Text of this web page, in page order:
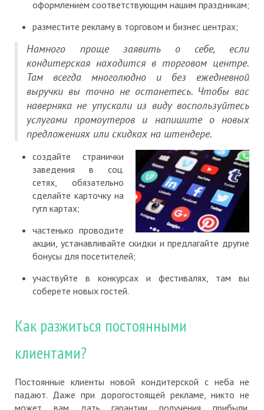
оформлением соответствующим нашим праздникам;
разместите рекламу в торговом и бизнес центрах;
Намного проще заявить о себе, если
кондитерская находится в торговом центре.
Там всегда многолюдно и без ежедневной
выручки вы точно не останетесь. Чтобы вас
наверняка не упускали из виду воспользуйтесь
услугами промоутеров и напишите о новых
предложениях или скидках на штендере.
создайте странички
заведения в соц.
сетях, обязательно
сделайте карточку на
гугл картах;
частенько проводите
акции, устанавливайте скидки и предлагайте другие
бонусы для посетителей;
участвуйте в конкурсах и фестивалях, там вы
соберете новых гостей.
Как разжиться постоянными
клиентами?
Постоянные клиенты новой кондитерской с неба не
падают. Даже при дорогостоящей рекламе, никто не